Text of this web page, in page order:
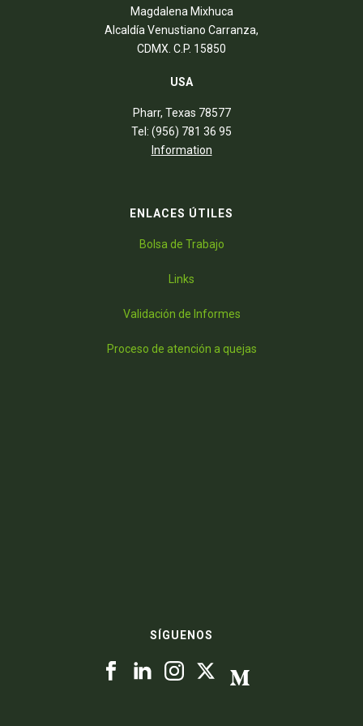
Magdalena Mixhuca
Alcaldía Venustiano Carranza,
CDMX. C.P. 15850
USA
Pharr, Texas 78577
Tel: (956) 781 36 95
Information
ENLACES ÚTILES
Bolsa de Trabajo
Links
Validación de Informes
Proceso de atención a quejas
SÍGUENOS